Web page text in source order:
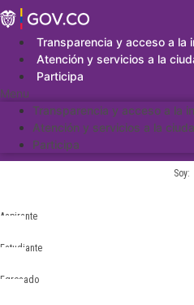
Saltar
al
contenidoTransparencia y acceso a la
Atención y servicios a la
Participa
Menu
Transparencia y acceso a la
Atención y servicios a la
Participa
Soy:
Aspirante
Estudiante
Egresado